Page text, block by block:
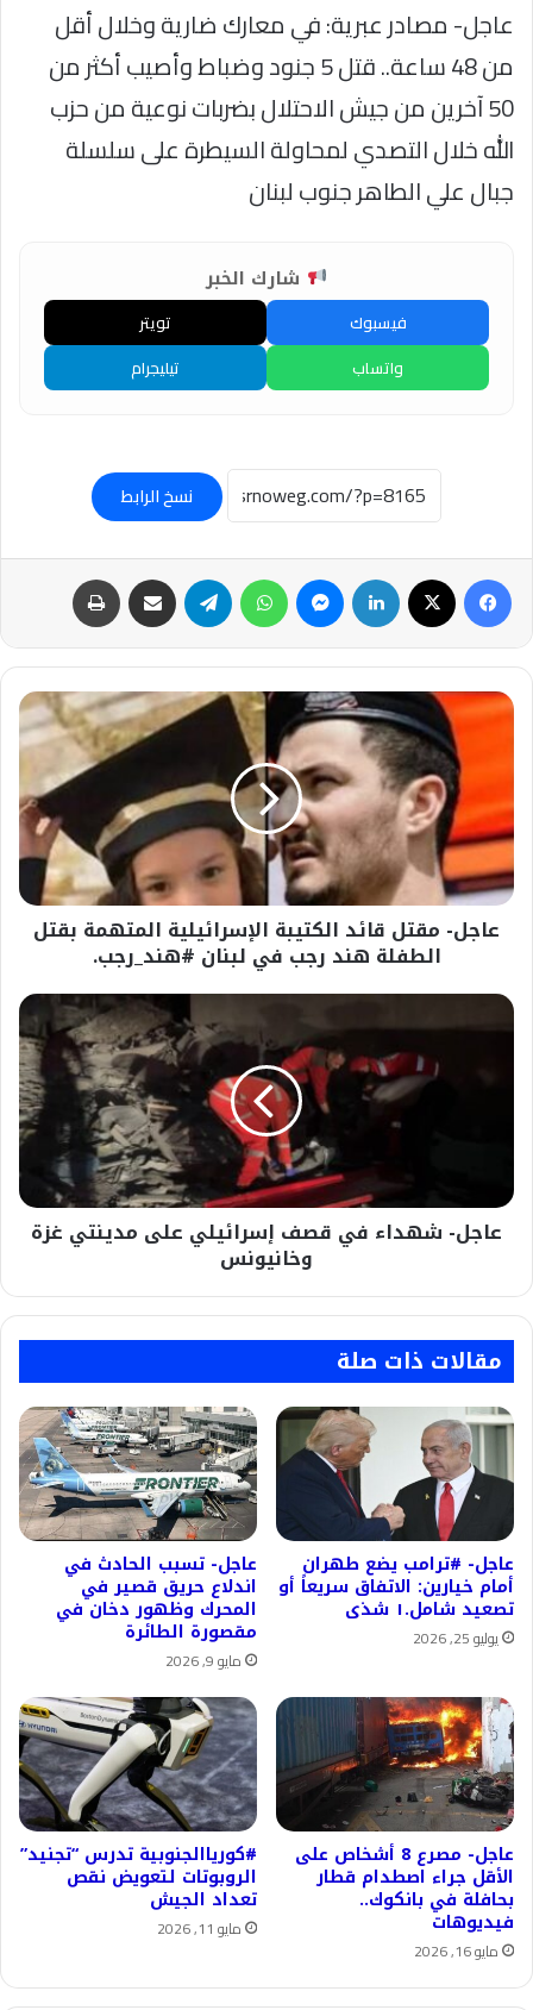
عاجل- مصادر عبرية: في معارك ضارية وخلال أقل
من 48 ساعة.. قتل 5 جنود وضباط وأصيب أكثر من
50 آخرين من جيش الاحتلال بضربات نوعية من حزب
الله خلال التصدي لمحاولة السيطرة على سلسلة
جبال علي الطاهر جنوب لبنان
شارك الخبر
فيسبوك
تويتر
واتساب
تيليجرام
نسخ الرابط
فيسبوك لينكدإن ماسنجر واتساب تيلقرام مشاركة عبر البريد
عاجل-
الكتيبة
الإسرائيلية
المتهمة
بقتل
الطفلة
هند
رجب
#هند_رجب.
عاجل- مقتل قائد الكتيبة الإسرائيلية المتهمة بقتل
الطفلة هند رجب في لبنان #هند_رجب.
عاجل-
شهداء
قصف
وخانيونس
عاجل- شهداء في قصف إسرائيلي على مدينتي غزة
وخانيونس
مقالات ذات صلة
عاجل- #ترامب يضع طهران
أمام خيارين: الاتفاق سريعاً أو
تصعيد شامل.١ شذى
يوليو 25, 2026
عاجل- تسبب الحادث في
اندلاع حريق قصير في
المحرك وظهور دخان في
مقصورة الطائرة
مايو 9, 2026
عاجل- مصرع 8 أشخاص على
الأقل جراء اصطدام قطار
بحافلة في بانكوك..
فيديوهات
مايو 16, 2026
#كورياالجنوبية تدرس “تجنيد”
الروبوتات لتعويض نقص
تعداد الجيش
مايو 11, 2026